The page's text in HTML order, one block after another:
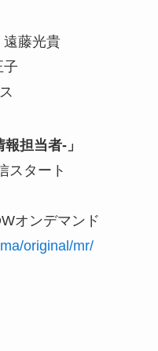
藤光貴
子
担当者-」
スタート
オンデマンド
original/mr/